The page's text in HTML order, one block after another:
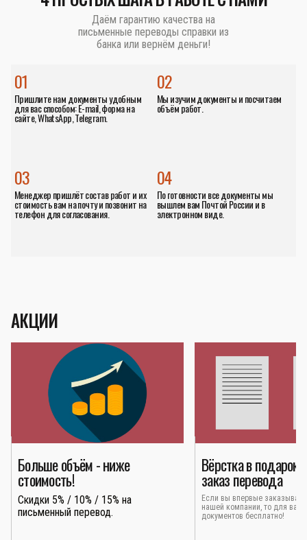
Даём гарантию качества на
письменные переводы справки из
банка или вернём деньги!
01
Пришлите нам документы удобным
для вас способом: E-mail, форма на
сайте, WhatsApp, Telegram.
02
Мы изучим документы и посчитаем
объём работ.
04
По готовности все документы мы
вышлем вам Почтой России и в
электронном виде.
03
Менеджер пришлёт состав работ и их
стоимость вам на почту и позвонит на
телефон для согласования.
АКЦИИ
Больше объём - ниже
стоимость!
Скидки 5% / 10% / 15% на
письменный перевод.
Вёрстка в подарок
заказ перевода
Если вы впервые
нашей компании, то для вас
документов бесплатно!